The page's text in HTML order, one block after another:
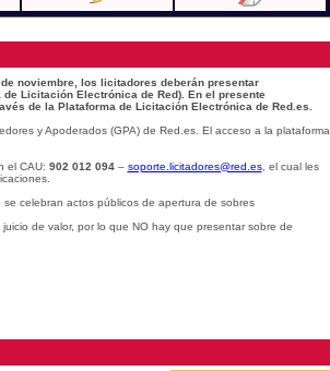
noviembre, los licitadores deberán presentar
Licitación Electrónica de Red). En el presente
de la Plataforma de Licitación Electrónica de Red.es.
y Apoderados (GPA) de Red.es. El acceso a la plataforma
el CAU: 902 012 094– soporte.licitadores@red.es, el cual les
celebran actos públicos de apertura de sobres
de valor, por lo que NO hay que presentar sobre de